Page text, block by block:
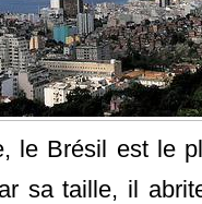
le Brésil est le
sa taille, il